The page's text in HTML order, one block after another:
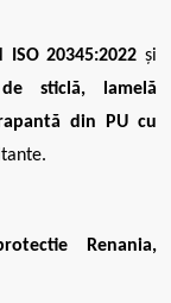
ISO 20345:2022 și
sticlă, lamelă
din PU cu
Renania,